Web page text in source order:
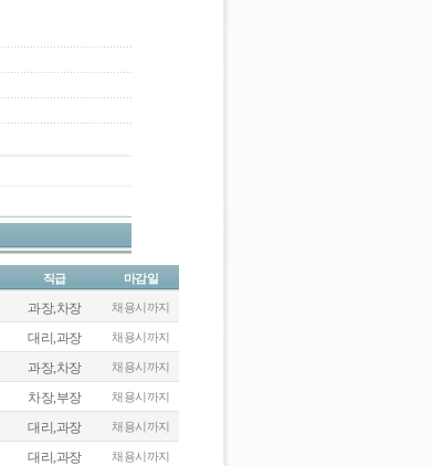
직급 마감일
과장,차장 채용시까지
대리,과장 채용시까지
과장,차장 채용시까지
차장,부장 채용시까지
대리,과장 채용시까지
대리,과장 채용시까지